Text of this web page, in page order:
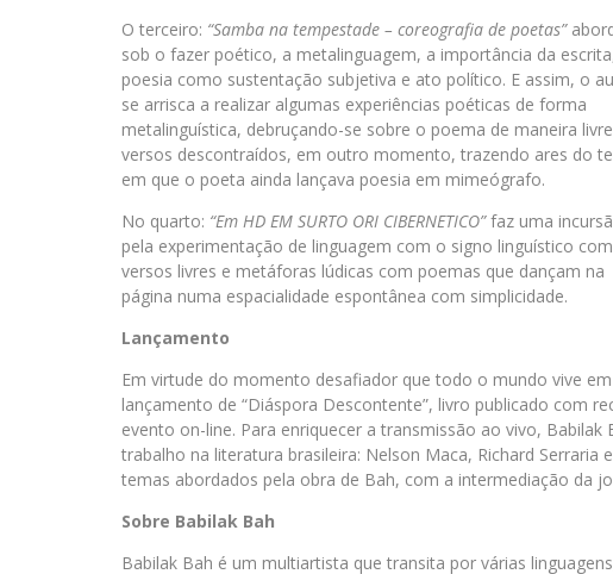
O terceiro: “Samba na tempestade – coreografia de poetas”
sob o fazer poético, a metalinguagem, a importância da
poesia como sustentação subjetiva e ato político. E assim, o
se arrisca a realizar algumas experiências poéticas de forma
metalinguística, debruçando-se sobre o poema de maneira
versos descontraídos, em outro momento, trazendo ares do
em que o poeta ainda lançava poesia em mimeógrafo.
No quarto: “Em HD EM SURTO ORI CIBERNETICO”faz uma
pela experimentação de linguagem com o signo linguístico com
versos livres e metáforas lúdicas com poemas que dançam na
página numa espacialidade espontânea com simplicidade.
Lançamento
Em virtude do momento desafiador que todo o mundo vive
lançamento de “Diáspora Descontente”, livro publicado com
evento on-line. Para enriquecer a transmissão ao vivo,
trabalho na literatura brasileira: Nelson Maca, Richard
temas abordados pela obra de Bah, com a intermediação da
Sobre Babilak Bah
Babilak Bah é um multiartista que transita por várias